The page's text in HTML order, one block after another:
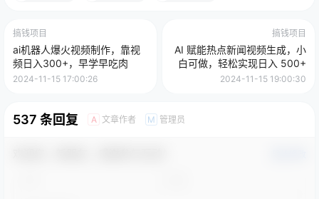
搞钱项目
ai机器人爆火视频制作，靠视
频日入300+，早学早吃肉
2024-11-15 17:00:26
搞钱项目
AI 赋能热点新闻视频生成，小
白可做，轻松实现日入 500+
2024-11-15 19:00:30
537 条回复 A 文章作者 M 管理员